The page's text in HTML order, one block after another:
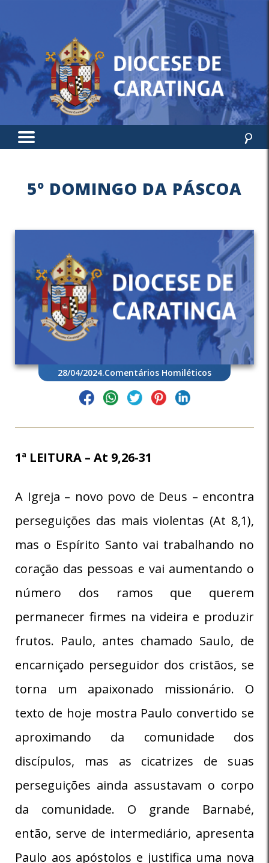
5º DOMINGO DA PÁSCOA
28/04/2024.Comentários Homiléticos
1ª LEITURA – At 9,26-31
A Igreja – novo povo de Deus – encontra
perseguições das mais violentas (At 8,1),
mas o Espírito Santo vai trabalhando no
coração das pessoas e vai aumentando o
número dos ramos que querem
permanecer firmes na videira e produzir
frutos. Paulo, antes chamado Saulo, de
encarniçado perseguidor dos cristãos, se
torna um apaixonado missionário. O
texto de hoje mostra Paulo convertido se
aproximando da comunidade dos
discípulos, mas as cicatrizes de suas
perseguições ainda assustavam o corpo
da comunidade. O grande Barnabé,
então, serve de intermediário, apresenta
Paulo aos apóstolos e justifica uma nova